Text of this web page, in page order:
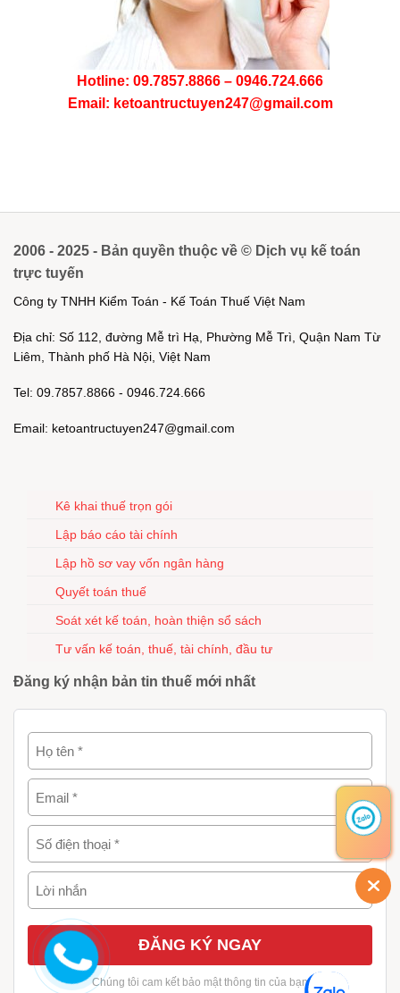
Hotline: 09.7857.8866 – 0946.724.666
Email: ketoantructuyen247@gmail.com
2006 - 2025 - Bản quyền thuộc về © Dịch vụ kế toán
trực tuyến
Công ty TNHH Kiểm Toán - Kế Toán Thuế Việt Nam
Địa chỉ: Số 112, đường Mễ trì Hạ, Phường Mễ Trì, Quận Nam Từ
Liêm, Thành phố Hà Nội, Việt Nam
Tel: 09.7857.8866 - 0946.724.666
Email: ketoantructuyen247@gmail.com
Kê khai thuế trọn gói
Lập báo cáo tài chính
Lập hồ sơ vay vốn ngân hàng
Quyết toán thuế
Soát xét kế toán, hoàn thiện sổ sách
Tư vấn kế toán, thuế, tài chính, đầu tư
Đăng ký nhận bản tin thuế mới nhất